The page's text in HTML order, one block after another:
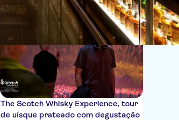
The Scotch Whisky Experience, tour
de uísque prateado com degustação